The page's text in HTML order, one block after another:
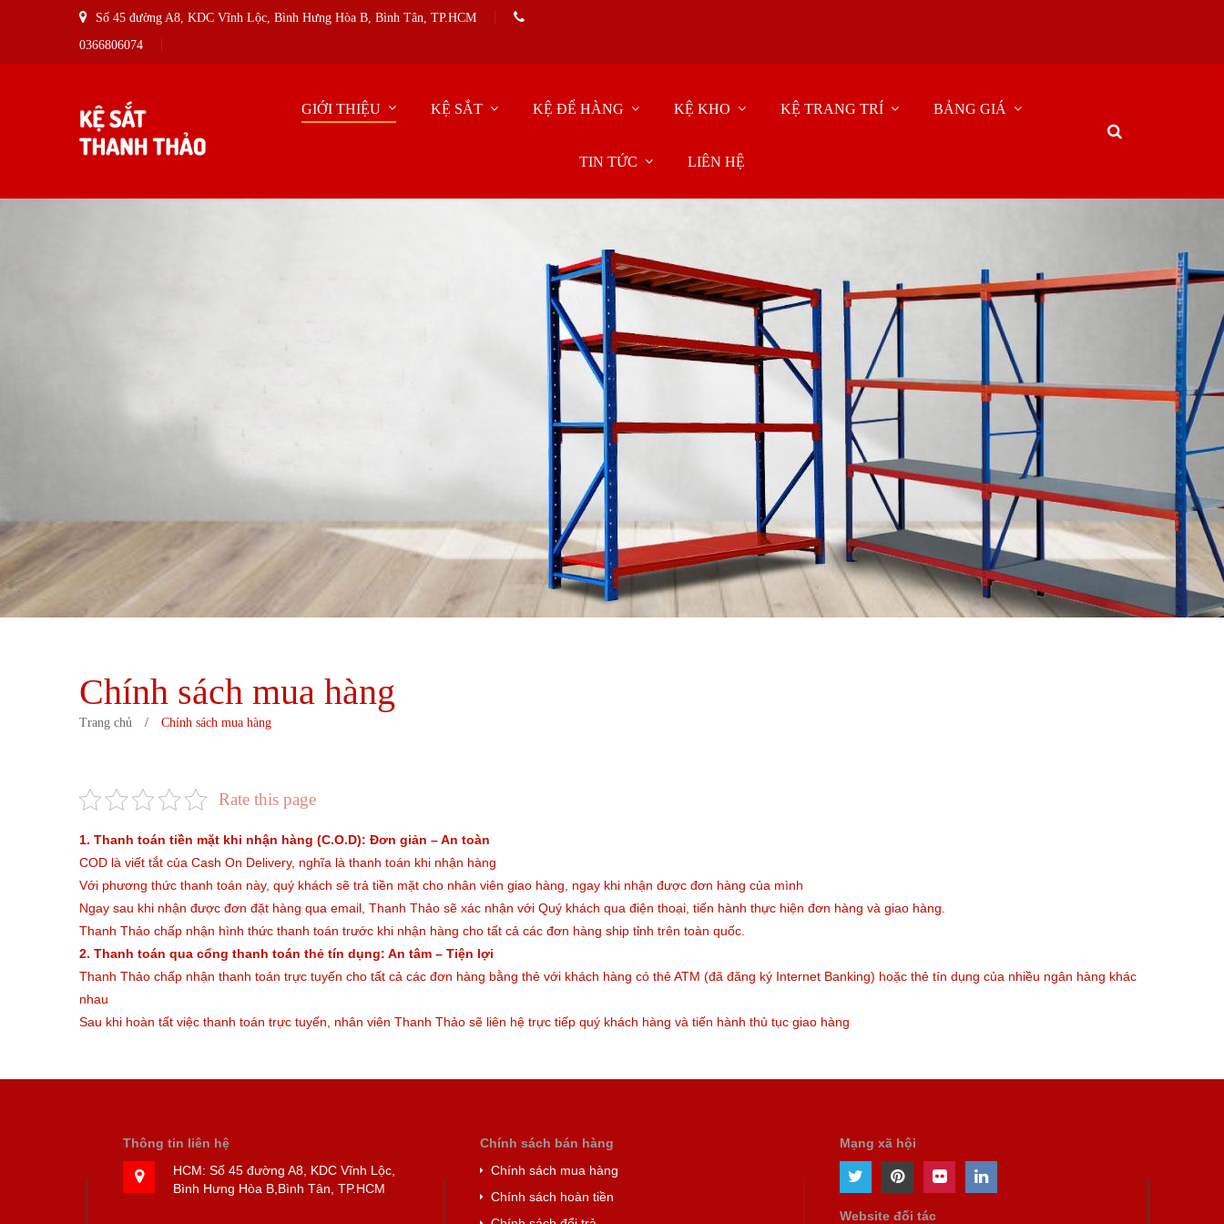
Số 45 đường A8, KDC Vĩnh Lộc, Bình Hưng Hòa B, Bình Tân, TP.HCM
0366806074
GIỚI THIỆU KỆ SẮT KỆ ĐỂ HÀNG KỆ KHO KỆ TRANG TRÍ BẢNG GIÁ
TIN TỨC LIÊN HỆ
Chính sách mua hàng
Trang chủ / Chính sách mua hàng
Rate this page
1. Thanh toán tiền mặt khi nhận hàng (C.O.D): Đơn giản – An toàn
COD là viết tắt của Cash On Delivery, nghĩa là thanh toán khi nhận hàng
Với phương thức thanh toán này, quý khách sẽ trả tiền mặt cho nhân viên giao hàng, ngay khi nhận được đơn hàng của mình
Ngay sau khi nhận được đơn đặt hàng qua email, Thanh Thảo sẽ xác nhận với Quý khách qua điện thoại, tiến hành thực hiện đơn hàng và giao hàng.
Thanh Thảo chấp nhận hình thức thanh toán trước khi nhận hàng cho tất cả các đơn hàng ship tỉnh trên toàn quốc.
2. Thanh toán qua cổng thanh toán thẻ tín dụng: An tâm – Tiện lợi
Thanh Thảo chấp nhận thanh toán trực tuyến cho tất cả các đơn hàng bằng thẻ với khách hàng có thẻ ATM (đã đăng ký Internet Banking) hoặc thẻ tín dụng của nhiều ngân hàng khác
nhau
Sau khi hoàn tất việc thanh toán trực tuyến, nhân viên Thanh Thảo sẽ liên hệ trực tiếp quý khách hàng và tiến hành thủ tục giao hàng
Thông tin liên hệ
HCM: Số 45 đường A8, KDC Vĩnh Lộc,
Bình Hưng Hòa B,Bình Tân, TP.HCM
Chính sách bán hàng
Chính sách mua hàng
Chính sách hoàn tiền
Mạng xã hội
Website đối tác